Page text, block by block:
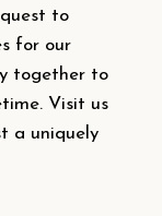
to
for our
together to
Visit us
a uniquely